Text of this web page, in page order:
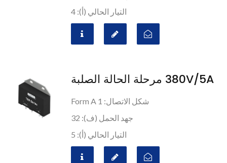
التيار الحالي (أ): 4
380V/5A مرحلة الحالة الصلبة
شكل الاتصال: 1 Form A
جهد الحمل (ف): 32
التيار الحالي (أ): 5